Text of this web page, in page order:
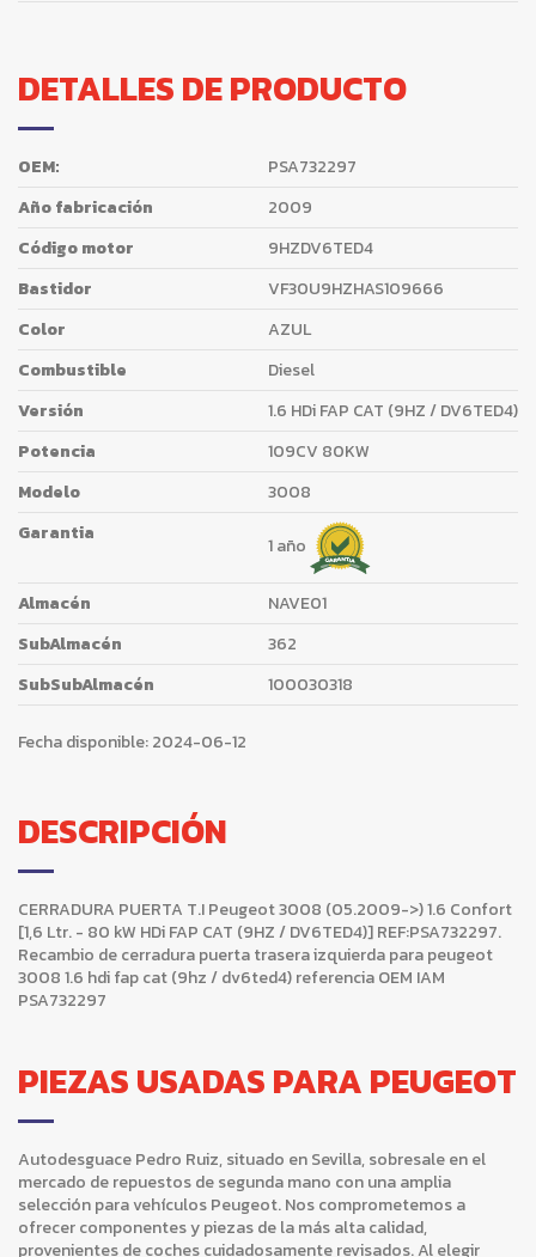
DETALLES DE PRODUCTO
OEM:
PSA732297
Año fabricación
2009
Código motor
9HZDV6TED4
Bastidor
VF30U9HZHAS109666
Color
AZUL
Combustible
Diesel
Versión
1.6 HDi FAP CAT (9HZ / DV6TED4)
Potencia
109CV 80KW
Modelo
3008
Garantia
1 año
Almacén
NAVE01
SubAlmacén
362
SubSubAlmacén
100030318
Fecha disponible:2024-06-12
DESCRIPCIÓN
CERRADURA PUERTA T.I Peugeot 3008 (05.2009->) 1.6 Confort
[1,6 Ltr. - 80 kW HDi FAP CAT (9HZ / DV6TED4)] REF:PSA732297.
Recambio de cerradura puerta trasera izquierda para peugeot
3008 1.6 hdi fap cat (9hz / dv6ted4) referencia OEM IAM
PSA732297
PIEZAS USADAS PARA PEUGEOT
Autodesguace Pedro Ruiz, situado en Sevilla, sobresale en el
mercado de repuestos de segunda mano con una amplia
selección para vehículos Peugeot. Nos comprometemos a
ofrecer componentes y piezas de la más alta calidad,
provenientes de coches cuidadosamente revisados. Al elegir